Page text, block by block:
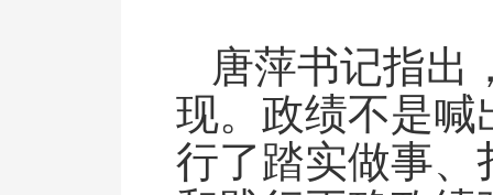
唐萍书记指出
现。政绩不是
行了踏实做事